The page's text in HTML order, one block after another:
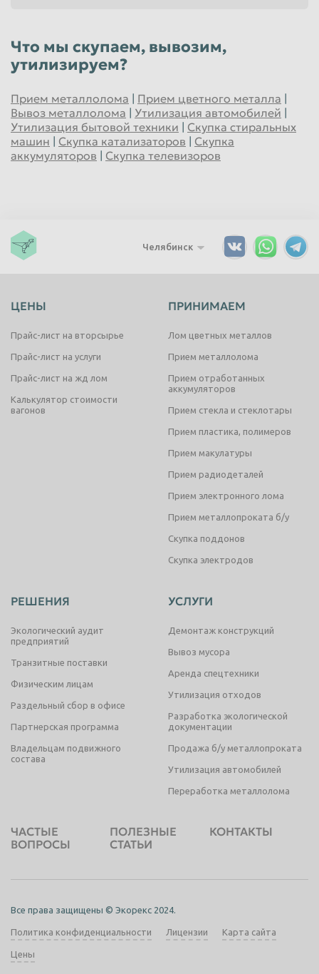
Что мы скупаем, вывозим,
утилизируем?
Прием металлолома | Прием цветного металла |
Вывоз металлолома | Утилизация автомобилей |
Утилизация бытовой техники | Скупка стиральных
машин | Скупка катализаторов | Скупка
аккумуляторов | Скупка телевизоров
Челябинск
ЦЕНЫ
Прайс-лист на вторсырье
Прайс-лист на услуги
Прайс-лист на жд лом
Калькулятор стоимости
вагонов
ПРИНИМАЕМ
Лом цветных металлов
Прием металлолома
Прием отработанных
аккумуляторов
Прием стекла и стеклотары
Прием пластика, полимеров
Прием макулатуры
Прием радиодеталей
Прием электронного лома
Прием металлопроката б/у
Скупка поддонов
Скупка электродов
РЕШЕНИЯ
Экологический аудит
предприятий
Транзитные поставки
Физическим лицам
Раздельный сбор в офисе
Партнерская программа
Владельцам подвижного
состава
УСЛУГИ
Демонтаж конструкций
Вывоз мусора
Аренда спецтехники
Утилизация отходов
Разработка экологической
документации
Продажа б/у металлопроката
Утилизация автомобилей
Переработка металлолома
ЧАСТЫЕ
ВОПРОСЫ
ПОЛЕЗНЫЕ
СТАТЬИ
КОНТАКТЫ
Все права защищены © Экорекс 2024.
Политика конфиденциальности Лицензии Карта сайта
Цены